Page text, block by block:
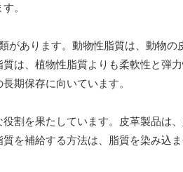
。
あります。動物性脂質は、動物の
は、植物性脂質よりも柔軟性と弾
期保存に向いています。
割を果たしています。皮革製品は
を補給する方法は、脂質を染み込